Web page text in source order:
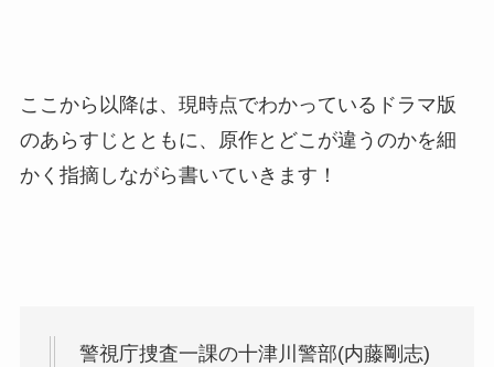
ここから以降は、現時点でわかっているドラマ版
のあらすじとともに、原作とどこが違うのかを細
かく指摘しながら書いていきます！
警視庁捜査一課の十津川警部(内藤剛志)